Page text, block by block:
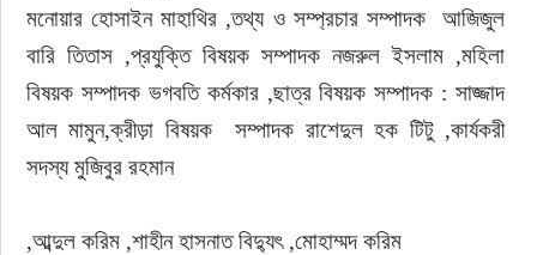
মনোয়ার হোসাইন মাহাথির ,তথ্য ও সম্প্রচার সম্পাদক  আজিজুল
বারি তিতাস ,প্রযুক্তি বিষয়ক সম্পাদক নজরুল ইসলাম ,মহিলা
বিষয়ক সম্পাদক ভগবতি কর্মকার ,ছাত্র বিষয়ক সম্পাদক : সাজ্জাদ
আল মামুন,ক্রীড়া বিষয়ক  সম্পাদক রাশেদুল হক টিটু ,কার্যকরী
সদস্য মুজিবুর রহমান
,আব্দুল করিম ,শাহীন হাসনাত বিদ্যুৎ ,মোহাম্মদ করিম